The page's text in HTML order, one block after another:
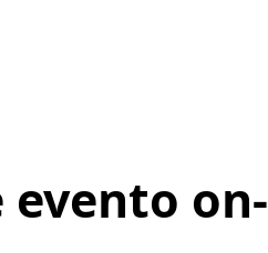
evento on-